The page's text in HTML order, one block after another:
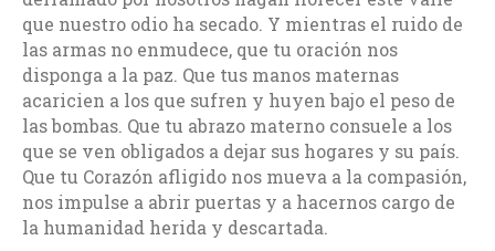
que nuestro odio ha secado. Y mientras el ruido de
las armas no enmudece, que tu oración nos
disponga a la paz. Que tus manos maternas
acaricien a los que sufren y huyen bajo el peso de
las bombas. Que tu abrazo materno consuele a los
que se ven obligados a dejar sus hogares y su país.
Que tu Corazón afligido nos mueva a la compasión,
nos impulse a abrir puertas y a hacernos cargo de
la humanidad herida y descartada.